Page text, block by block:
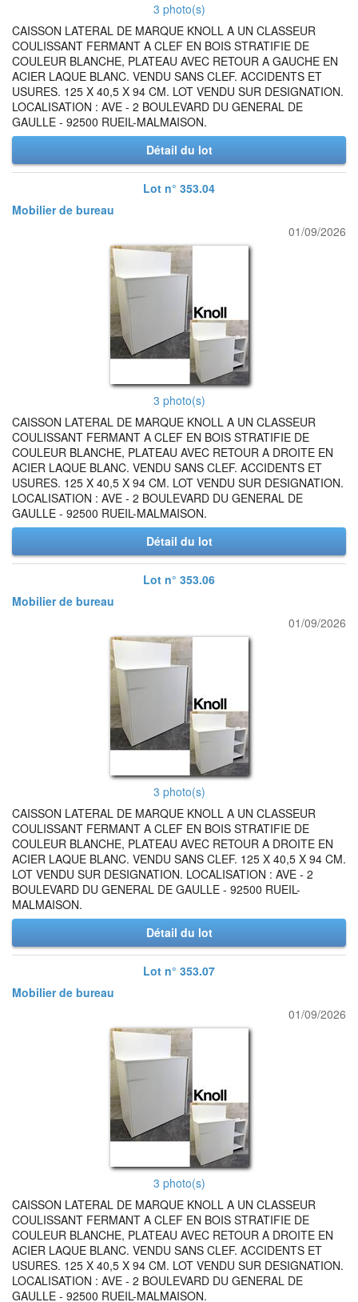
3 photo(s)
CAISSON LATERAL DE MARQUE KNOLL A UN CLASSEUR
COULISSANT FERMANT A CLEF EN BOIS STRATIFIE DE
COULEUR BLANCHE, PLATEAU AVEC RETOUR A GAUCHE EN
ACIER LAQUE BLANC. VENDU SANS CLEF. ACCIDENTS ET
USURES. 125 X 40,5 X 94 CM. LOT VENDU SUR DESIGNATION.
LOCALISATION : AVE - 2 BOULEVARD DU GENERAL DE
GAULLE - 92500 RUEIL-MALMAISON.
Détail du lot
Lot n° 353.04
Mobilier de bureau
01/09/2026
3 photo(s)
CAISSON LATERAL DE MARQUE KNOLL A UN CLASSEUR
COULISSANT FERMANT A CLEF EN BOIS STRATIFIE DE
COULEUR BLANCHE, PLATEAU AVEC RETOUR A DROITE EN
ACIER LAQUE BLANC. VENDU SANS CLEF. ACCIDENTS ET
USURES. 125 X 40,5 X 94 CM. LOT VENDU SUR DESIGNATION.
LOCALISATION : AVE - 2 BOULEVARD DU GENERAL DE
GAULLE - 92500 RUEIL-MALMAISON.
Détail du lot
Lot n° 353.06
Mobilier de bureau
01/09/2026
3 photo(s)
CAISSON LATERAL DE MARQUE KNOLL A UN CLASSEUR
COULISSANT FERMANT A CLEF EN BOIS STRATIFIE DE
COULEUR BLANCHE, PLATEAU AVEC RETOUR A DROITE EN
ACIER LAQUE BLANC. VENDU SANS CLEF. 125 X 40,5 X 94 CM.
LOT VENDU SUR DESIGNATION. LOCALISATION : AVE - 2
BOULEVARD DU GENERAL DE GAULLE - 92500 RUEIL-
MALMAISON.
Détail du lot
Lot n° 353.07
Mobilier de bureau
01/09/2026
3 photo(s)
CAISSON LATERAL DE MARQUE KNOLL A UN CLASSEUR
COULISSANT FERMANT A CLEF EN BOIS STRATIFIE DE
COULEUR BLANCHE, PLATEAU AVEC RETOUR A DROITE EN
ACIER LAQUE BLANC. VENDU SANS CLEF. ACCIDENTS ET
USURES. 125 X 40,5 X 94 CM. LOT VENDU SUR DESIGNATION.
LOCALISATION : AVE - 2 BOULEVARD DU GENERAL DE
GAULLE - 92500 RUEIL-MALMAISON.